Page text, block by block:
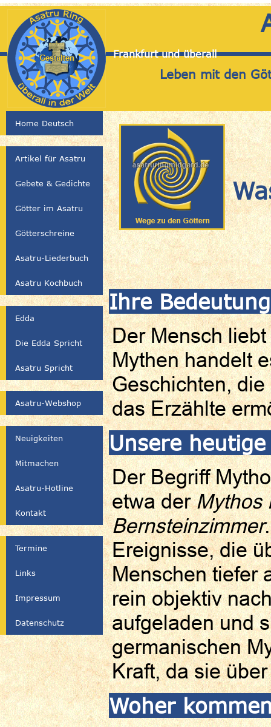
Frankfurt und überall
Leben mit den
Ihre
Der Mensch
Mythen handelt
Geschichten,
das Erzählte
Unsere
Der Begriff
etwa derMythos
Bernsteinzimmer
Ereignisse, die
Menschen tiefer
rein objektiv
aufgeladen und
germanischen
Kraft, da sie
Woher
Home Deutsch
Artikel für Asatru
Gebete & Gedichte
Götter im Asatru
Götterschreine
Asatru-Liederbuch
Asatru Kochbuch
Edda
Die Edda Spricht
Asatru Spricht
Asatru-Webshop
Neuigkeiten
Mitmachen
Asatru-Hotline
Kontakt
Termine
Links
Impressum
Datenschutz